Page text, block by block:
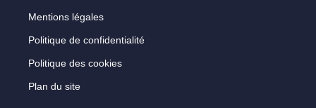
Mentions légales
Politique de confidentialité
Politique des cookies
Plan du site